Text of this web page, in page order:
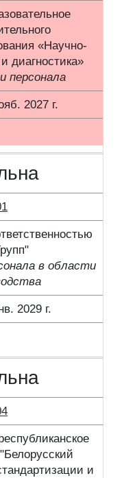
«Научно-
диагностика»
персонала
2027 г.
в области
2029 г.
и